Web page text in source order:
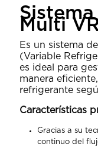
Multi
Es un sistema
(Variable
es ideal para
manera
refrigerante
Características
Gracias a su
continuo del